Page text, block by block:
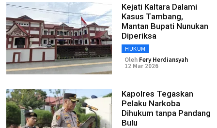
Kejati Kaltara Dalami
Kasus Tambang,
Mantan Bupati Nunukan
Diperiksa
HUKUM
Oleh Fery Herdiansyah
12 Mar 2026
Kapolres Tegaskan
Pelaku Narkoba
Dihukum tanpa Pandang
Bulu